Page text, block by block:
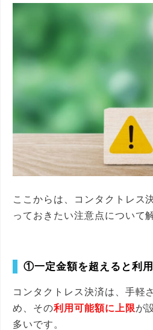
ここからは、コンタクトレス
っておきたい注意点について
①一定金額を超えると利
コンタクトレス決済は、手軽
め、その利用可能額に上限が
多いです。